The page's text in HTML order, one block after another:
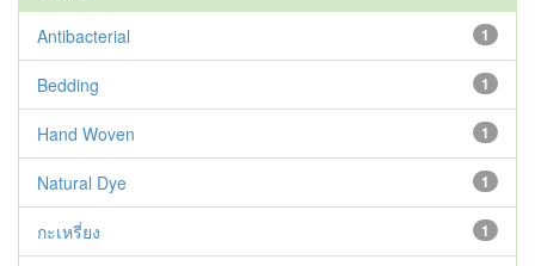
1
Antibacterial
1
Bedding
1
Hand Woven
1
Natural Dye
1
กะเหรี่ยง